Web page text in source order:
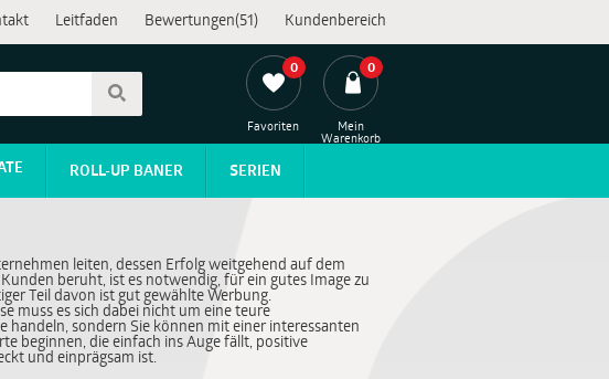
Leitfaden Bewertungen(51) Kundenbereich
0
Favoriten
0
Mein
Warenkorb
ROLL-UP BANER SERIEN
leiten, dessen Erfolg weitgehend auf dem
beruht, ist es notwendig, für ein gutes Image zu
Teil davon ist gut gewählte Werbung.
muss es sich dabei nicht um eine teure
handeln, sondern Sie können mit einer interessanten
beginnen, die einfach ins Auge fällt, positive
und einprägsam ist.